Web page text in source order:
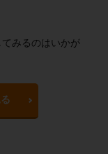
みるのはいかが